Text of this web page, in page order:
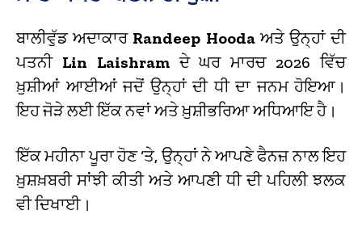
ਬਾਲੀਵੁੱਡ ਅਦਾਕਾਰ Randeep Hoodaਅਤੇ ਉਨ੍ਹਾਂ ਦੀ
ਪਤਨੀ Lin Laishramਦੇ ਘਰ ਮਾਰਚ 2026 ਵਿੱਚ
ਖ਼ੁਸ਼ੀਆਂ ਆਈਆਂ ਜਦੋਂ ਉਨ੍ਹਾਂ ਦੀ ਧੀ ਦਾ ਜਨਮ ਹੋਇਆ।
ਇਹ ਜੋੜੇ ਲਈ ਇੱਕ ਨਵਾਂ ਅਤੇ ਖ਼ੁਸ਼ੀਭਰਿਆ ਅਧਿਆਇ ਹੈ।
ਇੱਕ ਮਹੀਨਾ ਪੂਰਾ ਹੋਣ ‘ਤੇ, ਉਨ੍ਹਾਂ ਨੇ ਆਪਣੇ ਫੈਨਜ਼ ਨਾਲ ਇਹ
ਖ਼ੁਸ਼ਖ਼ਬਰੀ ਸਾਂਝੀ ਕੀਤੀ ਅਤੇ ਆਪਣੀ ਧੀ ਦੀ ਪਹਿਲੀ ਝਲਕ
ਵੀ ਦਿਖਾਈ।